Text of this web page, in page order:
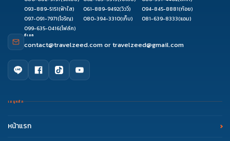
093-889-5151(ฟ้าใส) 061-889-9492(วิววี่) 094-845-8881(ก้อย)
097-091-7971(โจริญ) 080-394-3310(เก็บ) 081-639-8333(แอม)
099-635-0416(โฟล์ค)
อีเมล
contact@travelzeed.comortravelzeed@gmail.com
เมนูหลัก
หน้าแรก